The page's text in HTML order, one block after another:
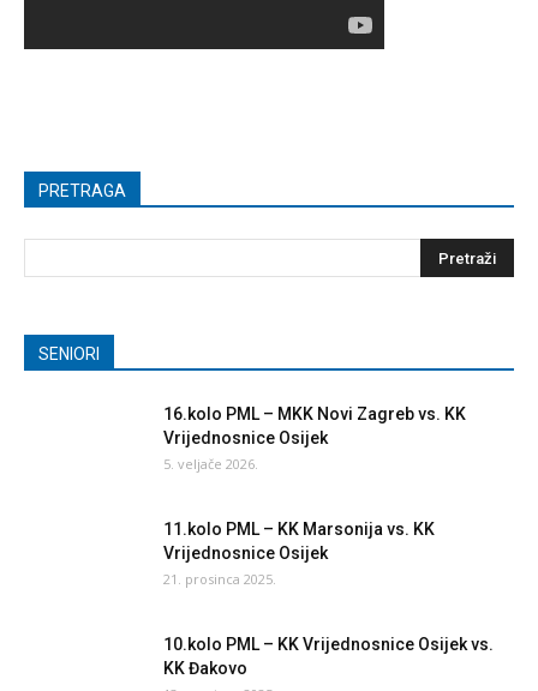
PRETRAGA
SENIORI
16.kolo PML – MKK Novi Zagreb vs. KK
Vrijednosnice Osijek
5. veljače 2026.
11.kolo PML – KK Marsonija vs. KK
Vrijednosnice Osijek
21. prosinca 2025.
10.kolo PML – KK Vrijednosnice Osijek vs.
KK Đakovo